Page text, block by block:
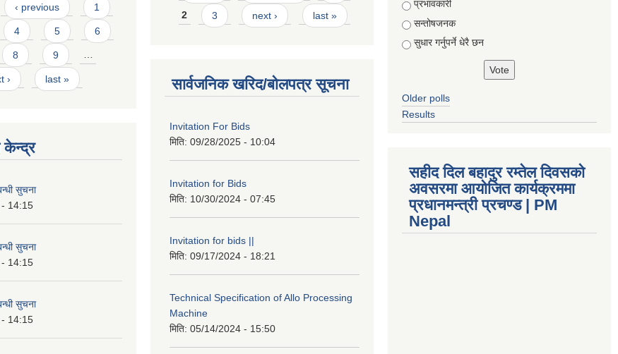
‹ previous 1
4 5 6
8 9 …
› last »
केन्द्र
सुचना
14:15
सुचना
14:15
सुचना
14:15
2 3 next › last »
सार्वजनिक खरिद/बोलपत्र सूचना
Invitation For Bids
मिति: 09/28/2025 - 10:04
Invitation for Bids
मिति: 10/30/2024 - 07:45
Invitation for bids ||
मिति: 09/17/2024 - 18:21
Technical Specification of Allo Processing
Machine
मिति: 05/14/2024 - 15:50
Choices
प्रभावकारी
सन्तोषजनक
सुधार गर्नुपर्ने धेरै छन
Older polls
Results
सहीद दिल बहादुर रम्तेल दिवसको
अवसरमा आयोजित कार्यक्रममा
प्रधानमन्त्री प्रचण्ड | PM
Nepal